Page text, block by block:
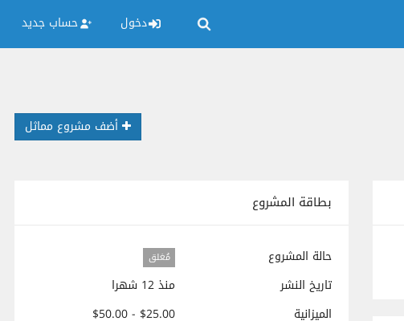
دخول حساب جديد
أضف مشروع مماثل
بطاقة المشروع
حالة المشروع مُغلق
تاريخ النشر
منذ 12 شهرا
الميزانية
$25.00 - $50.00